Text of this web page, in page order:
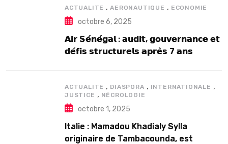
ACTUALITE ,AERONAUTIQUE , ECONOMIE
octobre 6, 2025
𝗔𝗶𝗿 𝗦𝗲́𝗻𝗲́𝗴𝗮𝗹 : 𝗮𝘂𝗱𝗶𝘁, 𝗴𝗼𝘂𝘃𝗲𝗿𝗻𝗮𝗻𝗰𝗲 𝗲𝘁
𝗱𝗲́𝗳𝗶𝘀 𝘀𝘁𝗿𝘂𝗰𝘁𝘂𝗿𝗲𝗹𝘀 𝗮𝗽𝗿𝗲̀𝘀 7 𝗮𝗻𝘀
ACTUALITE , DIASPORA , INTERNATIONALE ,
JUSTICE , NÉCROLOGIE
octobre 1, 2025
Italie : Mamadou Khadialy Sylla
originaire de Tambacounda, est